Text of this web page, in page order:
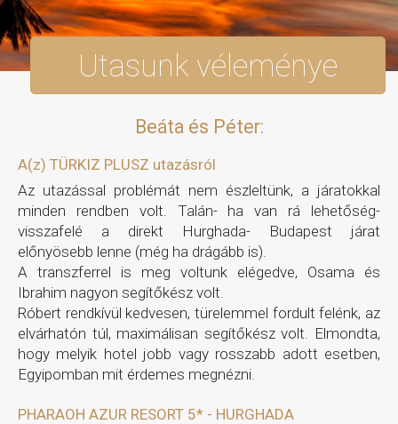
Utasunk véleménye
Beáta és Péter:
A(z) TÜRKIZ PLUSZ utazásról
Az utazással problémát nem észleltünk, a járatokkal
minden rendben volt. Talán- ha van rá lehetőség-
visszafelé a direkt Hurghada- Budapest járat
előnyösebb lenne (még ha drágább is).
A transzferrel is meg voltunk elégedve, Osama és
Ibrahim nagyon segítőkész volt.
Róbert rendkívül kedvesen, türelemmel fordult felénk, az
elvárhatón túl, maximálisan segítőkész volt. Elmondta,
hogy melyik hotel jobb vagy rosszabb adott esetben,
Egyipomban mit érdemes megnézni.
PHARAOH AZUR RESORT 5* - HURGHADA